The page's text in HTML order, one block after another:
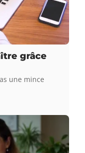
grâce
une mince